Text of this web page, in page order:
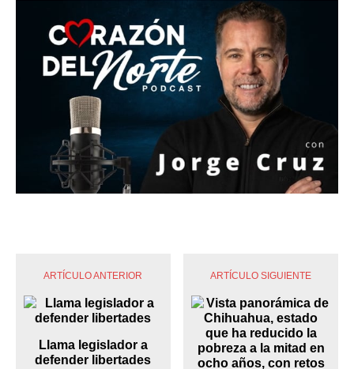
ARTÍCULO ANTERIOR
Llama legislador a
defender libertades
ARTÍCULO SIGUIENTE